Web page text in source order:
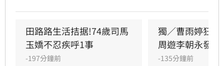
優先處理私人事務並調養身體。長期相挺的歌手
乾妹奕君也證實此消息。
田路路生活拮据!74歲司馬
玉嬌不忍疾呼1事
-197分鐘前
獨／曹雨婷狂
周遊李朝永發聲
-135分鐘前